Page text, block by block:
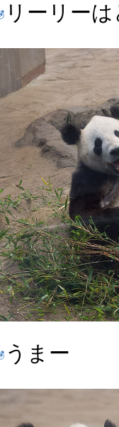
リーリー
うまー